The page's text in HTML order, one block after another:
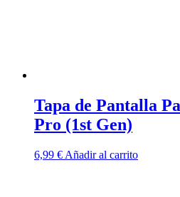
Tapa de Pantalla
Pro (1st Gen)
6,99 € Añadir al carrito